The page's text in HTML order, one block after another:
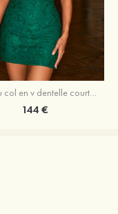
Fourreau col en v dentelle courte/mini robe de fête de la rentré avec perles
144 €